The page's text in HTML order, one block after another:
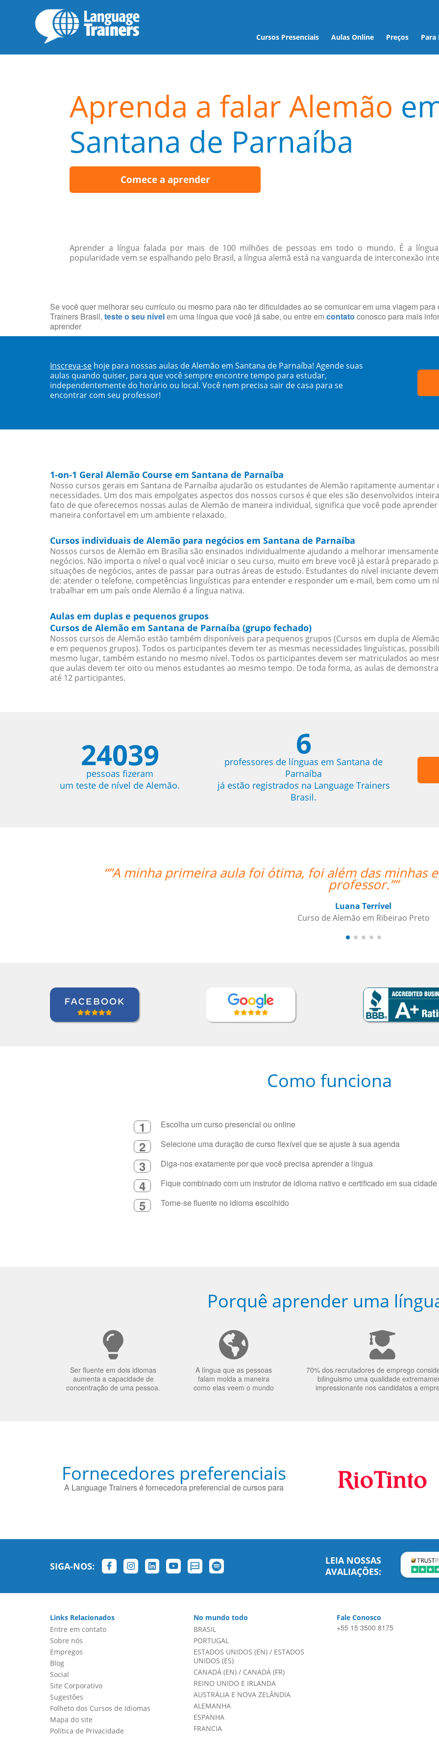
Cursos Presenciais Aulas Online Preços Para
Aprenda a falar Alemão
Santana de Parnaíba
Comece a aprender
Aprender a língua falada por mais de 100 milhões de pessoas em todo o mundo. É a
popularidade vem se espalhando pelo Brasil, a língua alemã está na vanguarda de interconexão
Se você quer melhorar seu currículo ou mesmo para não ter dificuldades ao se comunicar em uma viagem
Trainers Brasil, teste o seu nívelem uma língua que você já sabe, ou entre em contato conosco para mais
aprender
Inscreva-se hoje para nossas aulas de Alemão em Santana de Parnaíba! Agende suas
aulas quando quiser, para que você sempre encontre tempo para estudar,
independentemente do horário ou local. Você nem precisa sair de casa para se
encontrar com seu professor!
1-on-1 Geral Alemão Course em Santana de Parnaíba
Nosso cursos gerais em Santana de Parnaíba ajudarão os estudantes de Alemão rapitamente aumentar
necessidades. Um dos mais empolgates aspectos dos nossos cursos é que eles são desenvolvidos
fato de que oferecemos nossas aulas de Alemão de maneira individual, significa que você pode
maneira confortavel em um ambiente relaxado.
Cursos individuais de Alemão para negócios em Santana de Parnaíba
Nossos cursos de Alemão em Brasília são ensinados individualmente ajudando a melhorar
negócios. Não importa o nível o qual você iniciar o seu curso, muito em breve você já estará preparado
situações de negócios, antes de passar para outras áreas de estudo. Estudantes do nível iniciante
de: atender o telefone, competências linguísticas para entender e responder um e-mail, bem como um
trabalhar em um país onde Alemão é a língua nativa.
Aulas em duplas e pequenos grupos
Cursos de Alemão em Santana de Parnaíba (grupo fechado)
Nossos cursos de Alemão estão também disponíveis para pequenos grupos (Cursos em dupla de
e em pequenos grupos). Todos os participantes devem ter as mesmas necessidades linguísticas,
mesmo lugar, também estando no mesmo nível. Todos os participantes devem ser matriculados ao
que aulas devem ter oito ou menos estudantes ao mesmo tempo. De toda forma, as aulas de
até 12 participantes.
24039
pessoas fizeram
um teste de nível de Alemão.
6
professores de línguas em Santana de
Parnaíba
já estão registrados na Language Trainers
Brasil.
aula foi ótima, foi além das minhas expectativas. Ele é um excelente
professor.””
Como funciona
1 Escolha um curso presencial ou online
2 Selecione uma duração de curso flexível que se ajuste à sua agenda
3 Diga-nos exatamente por que você precisa aprender a língua
4 Fique combinado com um instrutor de idioma nativo e certificado em sua
5 Torne-se fluente no idioma escolhido
Porquê aprender uma
Ser fluente em dois idiomas
aumenta a capacidade de
concentração de uma pessoa.
A língua que as pessoas
falam molda a maneira
como elas veem o mundo
70% dos recrutadores de emprego
bilinguismo uma qualidade
impressionante nos candidatos a
Fornecedores preferenciais
A Language Trainers é fornecedora preferencial de cursos para
SIGA-NOS:
LEIA NOSSAS
AVALIAÇÕES:
Links Relacionados
Entre em contato
Sobre nós
Empregos
Blog
Social
Site Corporativo
Sugestões
Folheto dos Cursos de Idiomas
Mapa do site
Política de Privacidade
No mundo todo
BRASIL
PORTUGAL
ESTADOS UNIDOS (EN)/ ESTADOS
UNIDOS (ES)
CANADÁ (EN)/ CANADÁ (FR)
REINO UNIDO E IRLANDA
AUSTRÁLIA E NOVA ZELÂNDIA
ALEMANHA
ESPANHA
FRANCIA
Fale Conosco
+55 15 3500 8175